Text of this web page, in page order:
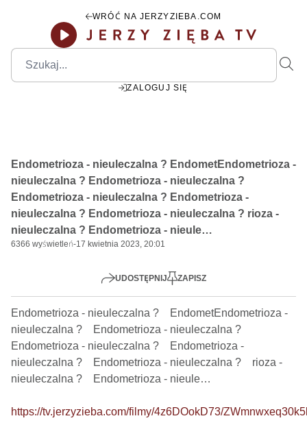
WRÓĆ NA JERZYZIEBA.COM
ZALOGUJ SIĘ
Play
Endometrioza - nieuleczalna ? EndometEndometrioza -
nieuleczalna ? Endometrioza - nieuleczalna ?
Endometrioza - nieuleczalna ? Endometrioza -
nieuleczalna ? Endometrioza - nieuleczalna ? rioza -
nieuleczalna ? Endometrioza - nieule…
6366 wyświetleń-17 kwietnia 2023, 20:01
UDOSTĘPNIJ ZAPISZ
Endometrioza - nieuleczalna ?    EndometEndometrioza -
nieuleczalna ?    Endometrioza - nieuleczalna ?
Endometrioza - nieuleczalna ?    Endometrioza -
nieuleczalna ?    Endometrioza - nieuleczalna ?    rioza -
nieuleczalna ?    Endometrioza - nieule…
https://tv.jerzyzieba.com/filmy/4z6DOokD73/